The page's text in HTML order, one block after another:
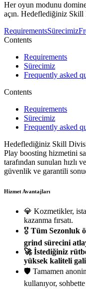
Her oyun modunu
açın. Hedeflediğiniz Skill
RequirementsSürecimiz
Contents
Requirements
Sürecimiz
Frequently asked
Contents
Requirements
Sürecimiz
Frequently asked
Hedeflediğiniz Skill
Play boosting hizmetini
tarafından sunulan hızlı
güvenlik ve garantili
Hizmet Avantajları
💎 Kozmetikler,
kazanma fırsatı.
🎖️ Tüm Sezonluk
grind sürecini
🚀 İstediğiniz
yüksek kaliteli
🛡️ Tamamen
kullanıyor,